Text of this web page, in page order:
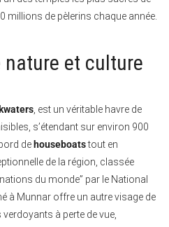
millions de pèlerins chaque année.
nature et culture
, est un véritable havre de
s’étendant sur environ 900
de houseboatstout en
de la région, classée
du monde” par le National
à Munnar offre un autre visage de
à perte de vue,